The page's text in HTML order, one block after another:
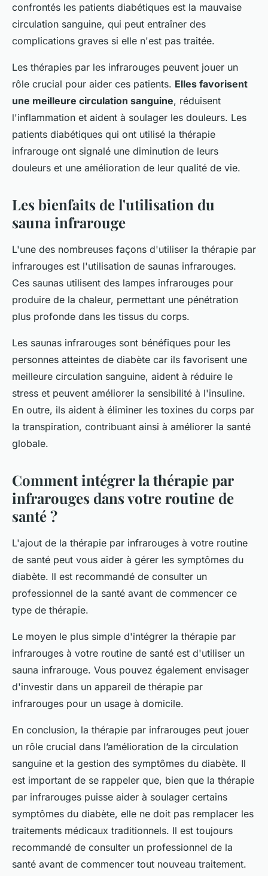
confrontés les patients diabétiques est la mauvaise
circulation sanguine, qui peut entraîner des
complications graves si elle n'est pas traitée.
Les thérapies par les infrarouges peuvent jouer un
rôle crucial pour aider ces patients. Elles favorisent
une meilleure circulation sanguine, réduisent
l'inflammation et aident à soulager les douleurs. Les
patients diabétiques qui ont utilisé la thérapie
infrarouge ont signalé une diminution de leurs
douleurs et une amélioration de leur qualité de vie.
Les bienfaits de l'utilisation du
sauna infrarouge
L'une des nombreuses façons d'utiliser la thérapie par
infrarouges est l'utilisation de saunas infrarouges.
Ces saunas utilisent des lampes infrarouges pour
produire de la chaleur, permettant une pénétration
plus profonde dans les tissus du corps.
Les saunas infrarouges sont bénéfiques pour les
personnes atteintes de diabète car ils favorisent une
meilleure circulation sanguine, aident à réduire le
stress et peuvent améliorer la sensibilité à l'insuline.
En outre, ils aident à éliminer les toxines du corps par
la transpiration, contribuant ainsi à améliorer la santé
globale.
Comment intégrer la thérapie par
infrarouges dans votre routine de
santé ?
L'ajout de la thérapie par infrarouges à votre routine
de santé peut vous aider à gérer les symptômes du
diabète. Il est recommandé de consulter un
professionnel de la santé avant de commencer ce
type de thérapie.
Le moyen le plus simple d'intégrer la thérapie par
infrarouges à votre routine de santé est d'utiliser un
sauna infrarouge. Vous pouvez également envisager
d'investir dans un appareil de thérapie par
infrarouges pour un usage à domicile.
En conclusion, la thérapie par infrarouges peut jouer
un rôle crucial dans l’amélioration de la circulation
sanguine et la gestion des symptômes du diabète. Il
est important de se rappeler que, bien que la thérapie
par infrarouges puisse aider à soulager certains
symptômes du diabète, elle ne doit pas remplacer les
traitements médicaux traditionnels. Il est toujours
recommandé de consulter un professionnel de la
santé avant de commencer tout nouveau traitement.